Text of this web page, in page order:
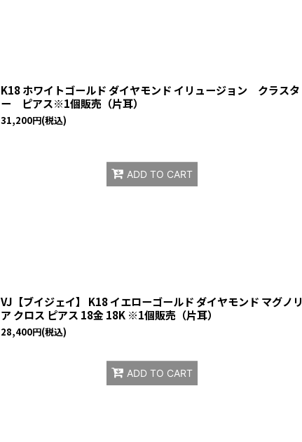
K18 ホワイトゴールド ダイヤモンド イリュージョン クラスタ
ー ピアス※1個販売（片耳）
31,200円(税込)
ADD TO CART
VJ【ブイジェイ】 K18 イエローゴールド ダイヤモンド マグノリ
ア クロス ピアス 18金 18K ※1個販売（片耳）
28,400円(税込)
ADD TO CART